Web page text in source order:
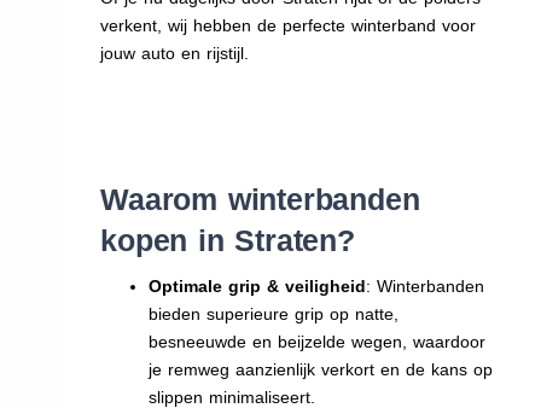
verkent, wij hebben de perfecte winterband voor
jouw auto en rijstijl.
Waarom winterbanden
kopen in Straten?
Optimale grip & veiligheid: Winterbanden
bieden superieure grip op natte,
besneeuwde en beijzelde wegen, waardoor
je remweg aanzienlijk verkort en de kans op
slippen minimaliseert.